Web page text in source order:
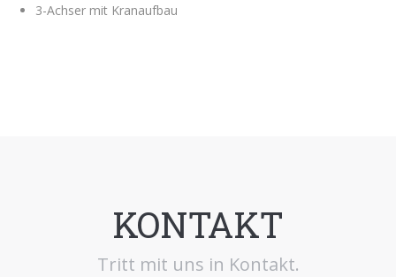
3-Achser mit Kranaufbau
KONTAKT
Tritt mit uns in Kontakt.